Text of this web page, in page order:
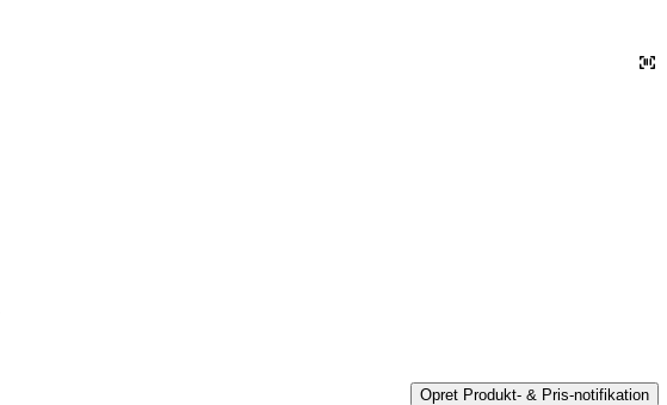
Opret Produkt- & Pris-notifikation